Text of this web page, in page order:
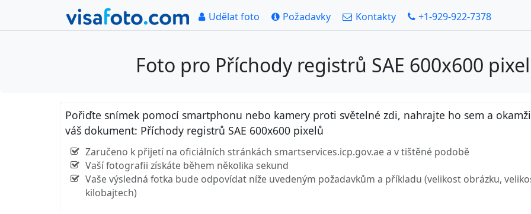
Udělat foto Požadavky Kontakty +1-929-922-7378
Foto pro Příchody registrů SAE 600x600
Pořiďte snímek pomocí smartphonu nebo kamery proti světelné zdi, nahrajte ho sem a
váš dokument: Příchody registrů SAE 600x600 pixelů
Zaručeno k přijetí na oficiálních stránkách smartservices.icp.gov.ae a v tištěné podobě
Vaší fotografii získáte během několika sekund
Vaše výsledná fotka bude odpovídat níže uvedeným požadavkům a příkladu (velikost obrázku,
kilobajtech)